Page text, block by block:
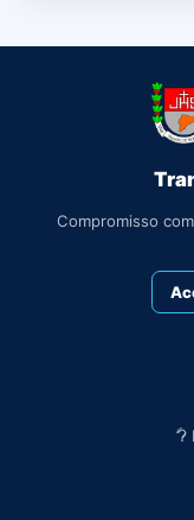
Compromisso